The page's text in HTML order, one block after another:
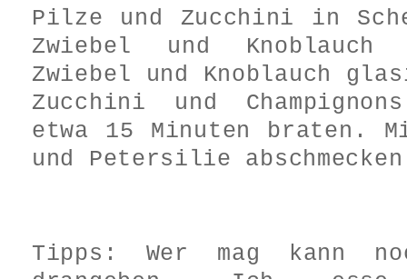
Pilze und Zucchini in
Zwiebel und
Zwiebel und Knoblauch
Zucchini und
etwa 15 Minuten braten.
und Petersilie
Tipps: Wer mag kann